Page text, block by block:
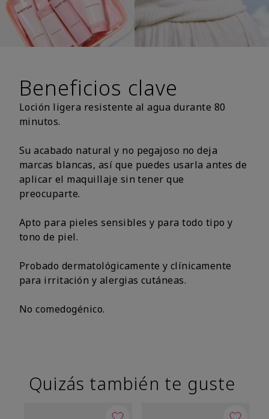
Beneficios clave
Loción ligera resistente al agua durante 80
minutos.
Su acabado natural y no pegajoso no deja
marcas blancas, así que puedes usarla antes de
aplicar el maquillaje sin tener que
preocuparte.
Apto para pieles sensibles y para todo tipo y
tono de piel.
Probado dermatológicamente y clínicamente
para irritación y alergias cutáneas.
No comedogénico.
Quizás también te guste